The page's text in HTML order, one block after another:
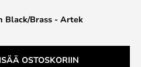
Black/Brass - Artek
OSTOSKORIIN